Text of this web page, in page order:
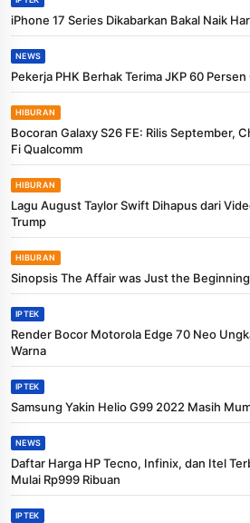
iPhone 17 Series Dikabarkan Bakal Naik
NEWS
Pekerja PHK Berhak Terima JKP 60
HIBURAN
Bocoran Galaxy S26 FE: Rilis September,
Fi Qualcomm
HIBURAN
Lagu August Taylor Swift Dihapus dari
Trump
HIBURAN
Sinopsis The Affair was Just the
IPTEK
Render Bocor Motorola Edge 70 Neo
Warna
IPTEK
Samsung Yakin Helio G99 2022 Masih
NEWS
Daftar Harga HP Tecno, Infinix, dan Itel
Mulai Rp999 Ribuan
IPTEK